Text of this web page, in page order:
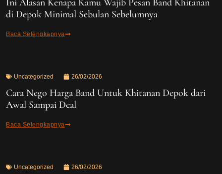
Ini Alasan Kenapa Kamu Wajib Pesan Band Khitanan
di Depok Minimal Sebulan Sebelumnya
Baca Selengkapnya
Uncategorized 26/02/2026
Cara Nego Harga Band Untuk Khitanan Depok dari
Awal Sampai Deal
Baca Selengkapnya
Uncategorized 26/02/2026